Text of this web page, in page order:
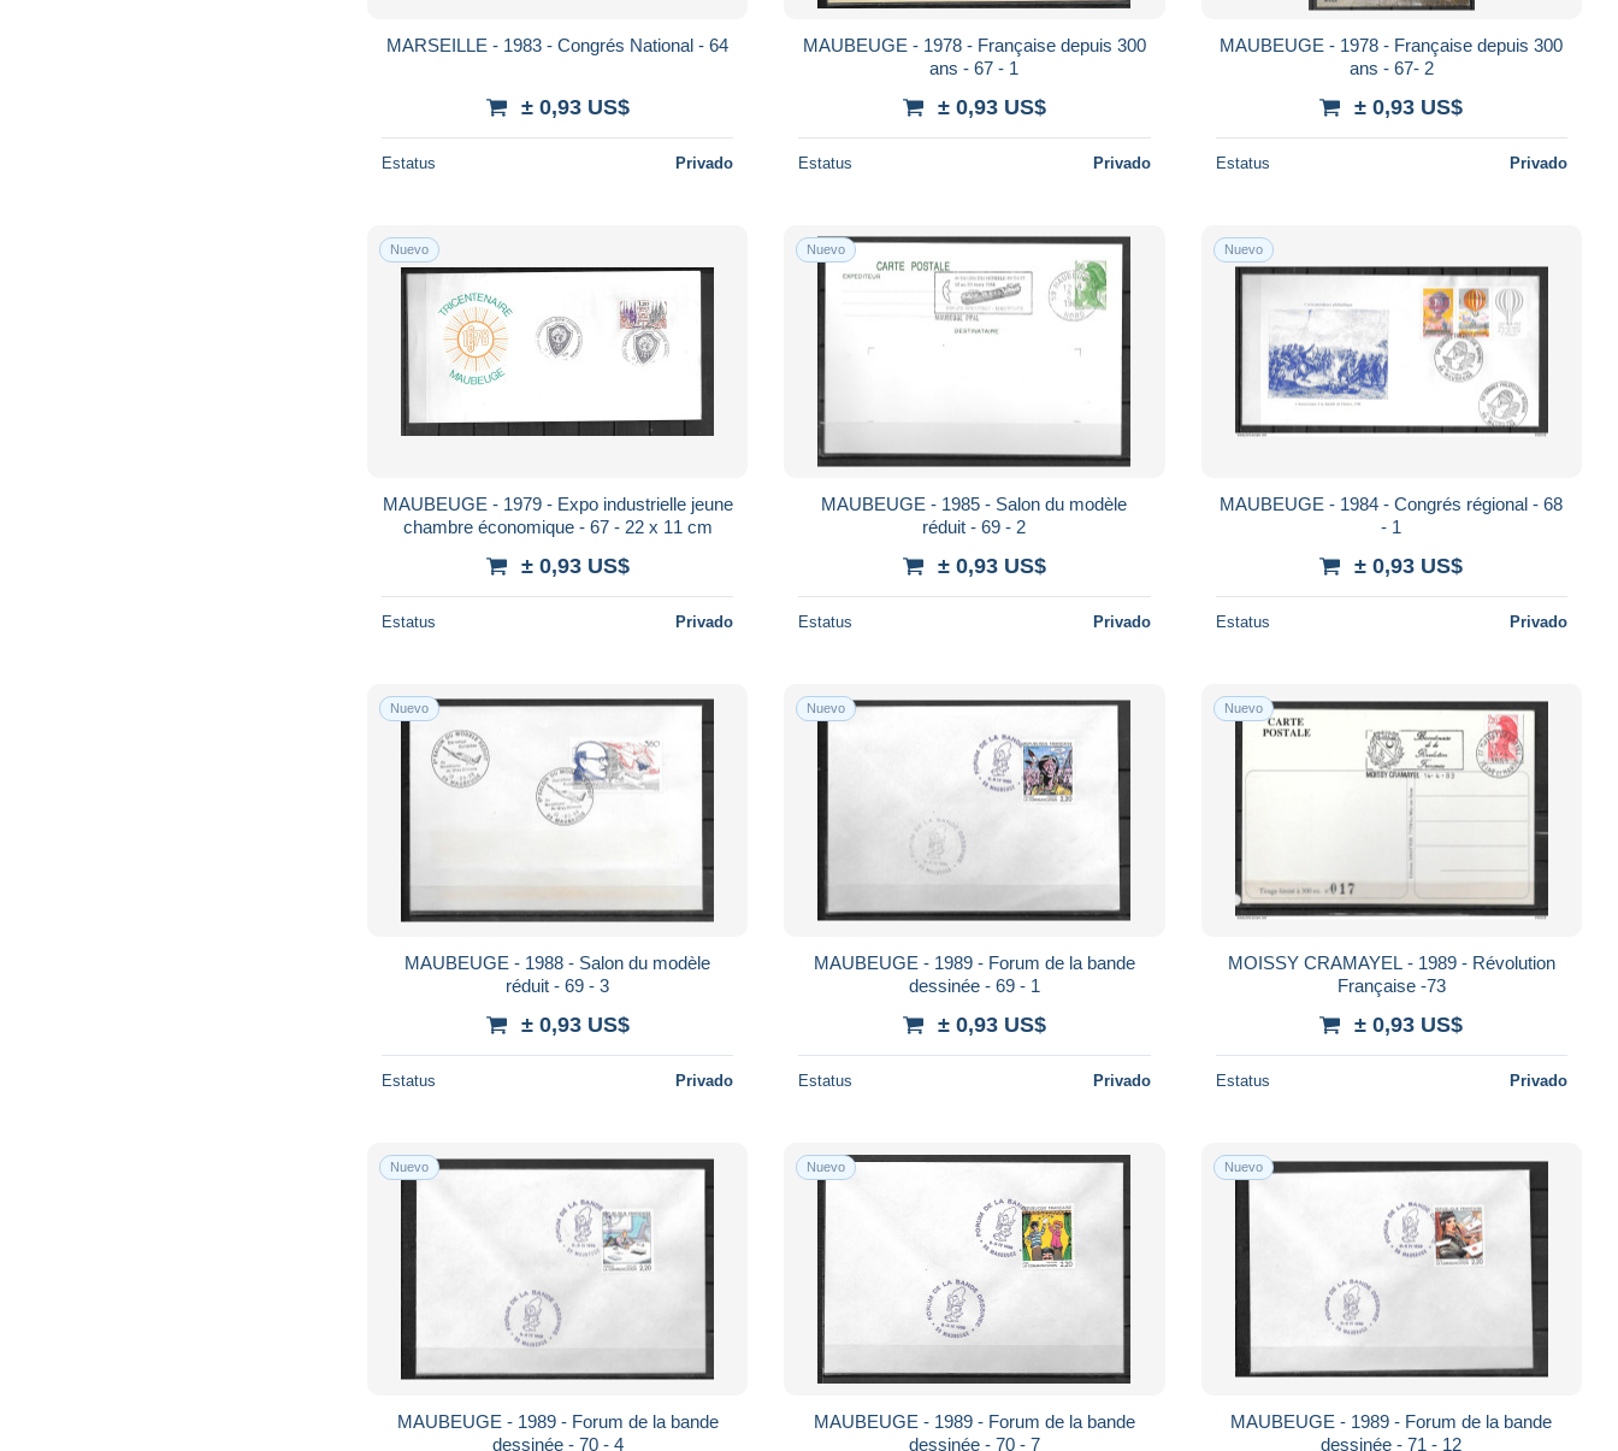
MARSEILLE - 1983 - Congrés National - 64
± 0,93 US$
Estatus Privado
MAUBEUGE - 1978 - Française depuis 300
ans - 67 - 1
± 0,93 US$
Estatus Privado
MAUBEUGE - 1978 - Française depuis 300
ans - 67- 2
± 0,93 US$
Estatus Privado
Nuevo
MAUBEUGE - 1979 - Expo industrielle jeune
chambre économique - 67 - 22 x 11 cm
± 0,93 US$
Estatus Privado
Nuevo
MAUBEUGE - 1985 - Salon du modèle
réduit - 69 - 2
± 0,93 US$
Estatus Privado
Nuevo
MAUBEUGE - 1984 - Congrés régional - 68
- 1
± 0,93 US$
Estatus Privado
Nuevo
MAUBEUGE - 1988 - Salon du modèle
réduit - 69 - 3
± 0,93 US$
Estatus Privado
Nuevo
MAUBEUGE - 1989 - Forum de la bande
dessinée - 69 - 1
± 0,93 US$
Estatus Privado
Nuevo
MOISSY CRAMAYEL - 1989 - Révolution
Française -73
± 0,93 US$
Estatus Privado
Nuevo
MAUBEUGE - 1989 - Forum de la bande
dessinée - 70 - 4
Nuevo
MAUBEUGE - 1989 - Forum de la bande
dessinée - 70 - 7
Nuevo
MAUBEUGE - 1989 - Forum de la bande
dessinée - 71 - 12